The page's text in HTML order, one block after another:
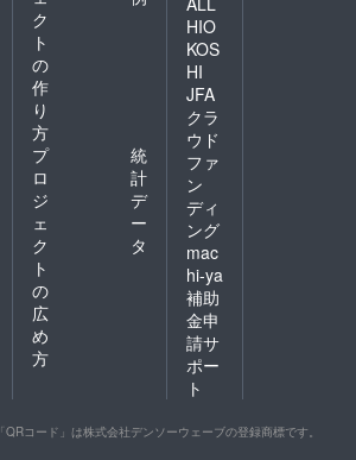
ク
ト
の
作
り
方
プ
ロ
ジ
ェ
ク
ト
の
広
め
方
統
計
デ
ー
タ
HIO
KOS
HI
JFA
クラ
ウド
ファ
ン
ディ
ング
mac
hi-ya
補助
金申
請サ
ポー
ト
「QRコード」は株式会社デンソーウェーブの登録商標です。